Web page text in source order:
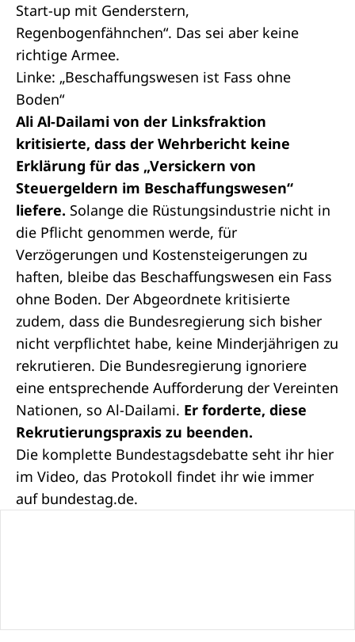
Start-up mit Genderstern,
Regenbogenfähnchen“. Das sei aber keine
richtige Armee.
Linke: „Beschaffungswesen ist Fass ohne
Boden“
Ali Al-Dailami von der Linksfraktion
kritisierte, dass der Wehrbericht keine
Erklärung für das „Versickern von
Steuergeldern im Beschaffungswesen“
liefere. Solange die Rüstungsindustrie nicht in
die Pflicht genommen werde, für
Verzögerungen und Kostensteigerungen zu
haften, bleibe das Beschaffungswesen ein Fass
ohne Boden. Der Abgeordnete kritisierte
zudem, dass die Bundesregierung sich bisher
nicht verpflichtet habe, keine Minderjährigen zu
rekrutieren. Die Bundesregierung ignoriere
eine entsprechende Aufforderung der Vereinten
Nationen, so Al-Dailami. Er forderte, diese
Rekrutierungspraxis zu beenden.
Die komplette Bundestagsdebatte seht ihr hier
im Video, das Protokoll findet ihr wie immer
auf bundestag.de.